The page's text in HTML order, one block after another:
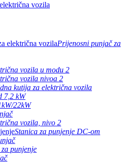
vozila
Prijenosni punjač za
vozila u modu 2
vozila nivoa 2
kutija za električna vozila
7,2 kW
22kW
vozila, nivo 2
Stanica za punjenje DC-om
punjenje